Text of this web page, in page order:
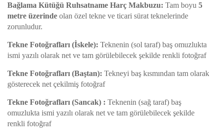
Bağlama Kütüğü Ruhsatname Harç Makbuzu: Tam boyu 5
metre üzerinde olan özel tekne ve ticari sürat teknelerinde
zorunludur.
Tekne Fotoğrafları (İskele): Teknenin (sol taraf) baş omuzlukta
ismi yazılı olarak net ve tam görülebilecek şekilde renkli fotoğraf
Tekne Fotoğrafları (Baştan): Tekneyi baş kısmından tam olarak
gösterecek net çekilmiş fotoğraf
Tekne Fotoğrafları (Sancak) : Teknenin (sağ taraf) baş
omuzlukta ismi yazılı olarak net ve tam görülebilecek şekilde
renkli fotoğraf